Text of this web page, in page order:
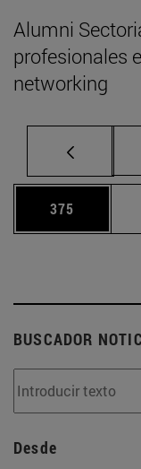
Alumni
profesionales
networking
Página
375
BUSCADOR
Desde